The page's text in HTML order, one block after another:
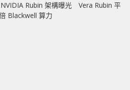
Rubin 架構曝光 Vera Rubin 平
Blackwell 算力